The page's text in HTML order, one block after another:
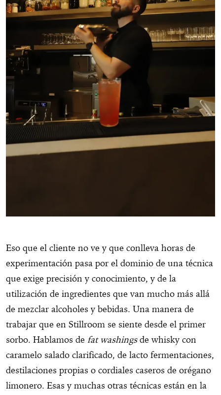
Eso que el cliente no ve y que conlleva horas de
experimentación pasa por el dominio de una técnica
que exige precisión y conocimiento, y de la
utilización de ingredientes que van mucho más allá
de mezclar alcoholes y bebidas. Una manera de
trabajar que en Stillroom se siente desde el primer
sorbo. Hablamos de fat washingsde whisky con
caramelo salado clarificado, de lacto fermentaciones,
destilaciones propias o cordiales caseros de orégano
limonero. Esas y muchas otras técnicas están en la